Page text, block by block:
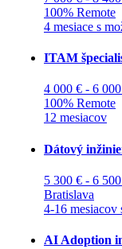
100% Remote
4 mesiace s
ITAM
4 000 € - 6
100% Remote
12 mesiacov
Dátový
5 300 € - 6
Bratislava
4-16 mesiacov
AI Adoption